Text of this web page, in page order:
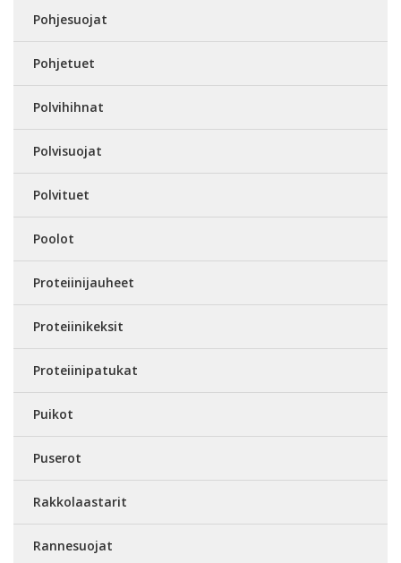
Pohjesuojat
Pohjetuet
Polvihihnat
Polvisuojat
Polvituet
Poolot
Proteiinijauheet
Proteiinikeksit
Proteiinipatukat
Puikot
Puserot
Rakkolaastarit
Rannesuojat